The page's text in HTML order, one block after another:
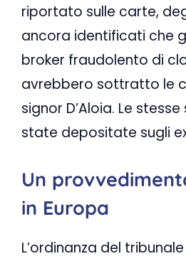
riportato sulle carte,
ancora identificati che
broker fraudolento di
avrebbero sottratto le
signor D’Aloia. Le
state depositate sugli
Un
in Europa
L’ordinanza del